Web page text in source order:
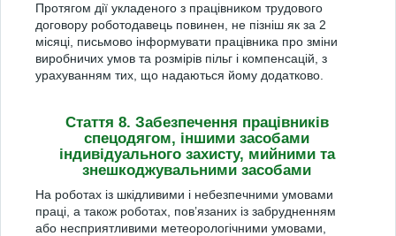
Протягом дії укладеного з працівником трудового
договору роботодавець повинен, не пізніш як за 2
місяці, письмово інформувати працівника про зміни
виробничих умов та розмірів пільг і компенсацій, з
урахуванням тих, що надаються йому додатково.
Стаття 8. Забезпечення працівників
спецодягом, іншими засобами
індивідуального захисту, мийними та
знешкоджувальними засобами
На роботах із шкідливими і небезпечними умовами
праці, а також роботах, пов’язаних із забрудненням
або несприятливими метеорологічними умовами,